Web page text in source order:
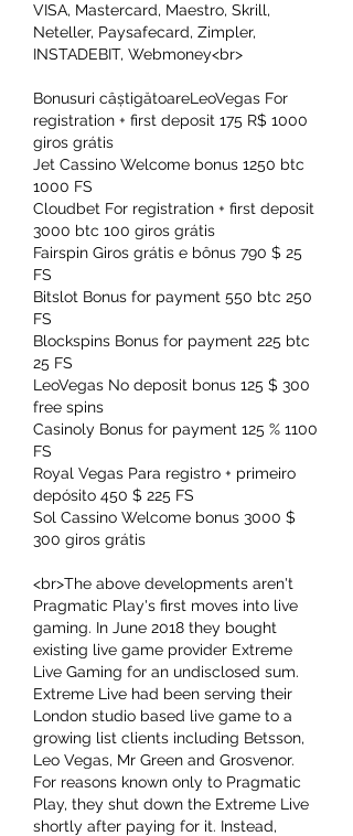
VISA, Mastercard, Maestro, Skrill,
Neteller, Paysafecard, Zimpler,
INSTADEBIT, Webmoney<br>
Bonusuri câștigătoareLeoVegas For
registration + first deposit 175 R$ 1000
giros grátis
Jet Cassino Welcome bonus 1250 btc
1000 FS
Cloudbet For registration + first deposit
3000 btc 100 giros grátis
Fairspin Giros grátis e bônus 790 $ 25
FS
Bitslot Bonus for payment 550 btc 250
FS
Blockspins Bonus for payment 225 btc
25 FS
LeoVegas No deposit bonus 125 $ 300
free spins
Casinoly Bonus for payment 125 % 1100
FS
Royal Vegas Para registro + primeiro
depósito 450 $ 225 FS
Sol Cassino Welcome bonus 3000 $
300 giros grátis
<br>The above developments aren't
Pragmatic Play's first moves into live
gaming. In June 2018 they bought
existing live game provider Extreme
Live Gaming for an undisclosed sum.
Extreme Live had been serving their
London studio based live game to a
growing list clients including Betsson,
Leo Vegas, Mr Green and Grosvenor.
For reasons known only to Pragmatic
Play, they shut down the Extreme Live
shortly after paying for it. Instead,